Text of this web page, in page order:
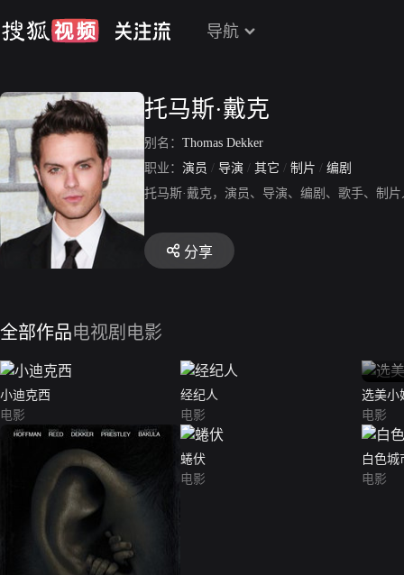
导航
托马斯·戴克
别名： Thomas Dekker
职业： 演员 / 导演 / 其它 / 制片 / 编剧
托马斯·戴克，演员、导演、编剧、歌手、制
分享
全部作品电视剧 电影
小迪克西
电影
经纪人
电影
选美小
电影
蜷伏
电影
白色城
电影